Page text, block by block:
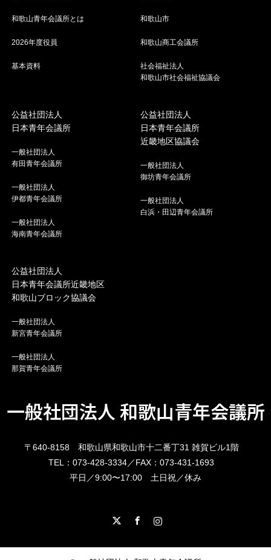
和歌山青年会議所とは
2026年度役員
基本資料
和歌山市
和歌山商工会議所
社会福祉法人
和歌山市社会福祉協議会
公益社団法人
日本青年会議所
一般社団法人
有田青年会議所
一般社団法人
伊都青年会議所
一般社団法人
海南青年会議所
公益社団法人
日本青年会議所
近畿地区協議会
一般社団法人
御坊青年会議所
一般社団法人
白浜・田辺青年会議所
公益社団法人
日本青年会議所近畿地区
和歌山ブロック協議会
一般社団法人
新宮青年会議所
一般社団法人
那賀青年会議所
一般社団法人 和歌山青年会議所
〒640-8158 和歌山県和歌山市十二番丁31 雑賀ビル1階
TEL：073-428-3334／FAX：073-431-1693
平日／9:00〜17:00 土日祝／休み